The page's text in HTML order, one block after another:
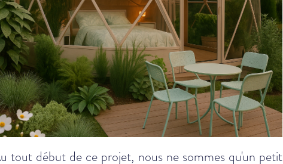
tout début de ce projet, nous ne sommes qu'un petit